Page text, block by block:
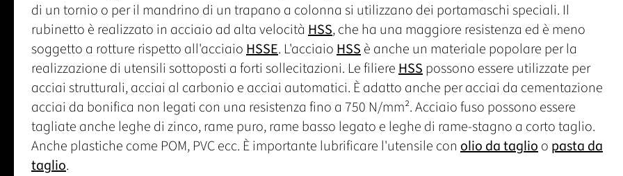
di un tornio o per il mandrino di un trapano a colonna si utilizzano dei portamaschi speciali. Il
rubinetto è realizzato in acciaio ad alta velocità HSS, che ha una maggiore resistenza ed è meno
soggetto a rotture rispetto all'acciaioHSSE. L'acciaioHSSè anche un materiale popolare per la
realizzazione di utensili sottoposti a forti sollecitazioni. Le filiereHSSpossono essere utilizzate per
acciai strutturali, acciai al carbonio e acciai automatici. È adatto anche per acciai da cementazione
acciai da bonifica non legati con una resistenza fino a 750 N/mm². Acciaio fuso possono essere
tagliate anche leghe di zinco, rame puro, rame basso legato e leghe di rame-stagno a corto taglio.
Anche plastiche come POM, PVC ecc. È importante lubrificare l'utensile con olio da taglioo pasta da
taglio.